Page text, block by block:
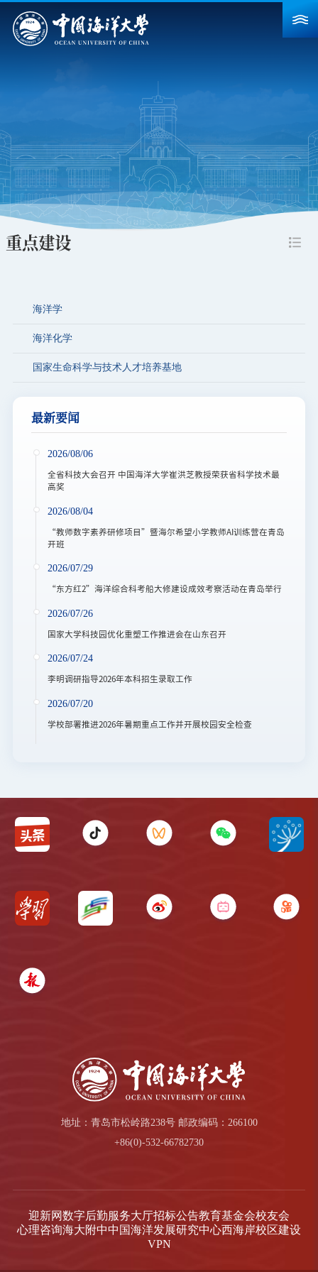
重点建设
教育教学
科学研究
合作交流
图书档案
通知公告
校园VR
访客 适老 访问旧版
EN
重点建设
海洋学
海洋化学
国家生命科学与技术人才培养基地
最新要闻
2026/08/06
全省科技大会召开 中国海洋大学崔洪芝教授荣获省科学技术最
高奖
2026/08/04
“教师数字素养研修项目”暨海尔希望小学教师AI训练营在青岛
开班
2026/07/29
“东方红2”海洋综合科考船大修建设成效考察活动在青岛举行
2026/07/26
国家大学科技园优化重塑工作推进会在山东召开
2026/07/24
李明调研指导2026年本科招生录取工作
2026/07/20
学校部署推进2026年暑期重点工作并开展校园安全检查
地址：青岛市松岭路238号 邮政编码：266100
+86(0)-532-66782730
迎新网数字后勤服务大厅招标公告教育基金会校友会
心理咨询海大附中中国海洋发展研究中心西海岸校区建设
VPN